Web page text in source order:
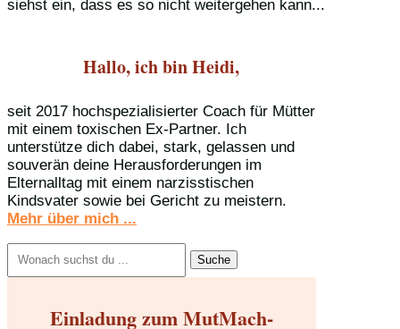
siehst ein, dass es so nicht weitergehen kann...
Hallo, ich bin Heidi,
seit 2017 hochspezialisierter Coach für Mütter
mit einem toxischen Ex-Partner. Ich
unterstütze dich dabei, stark, gelassen und
souverän deine Herausforderungen im
Elternalltag mit einem narzisstischen
Kindsvater sowie bei Gericht zu meistern.
Mehr über mich ...
nach:
Einladung zum MutMach-